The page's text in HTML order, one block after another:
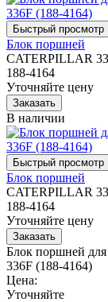
Блок поршней
CATERPILLAR
188-4164
Уточняйте цену
В наличии
Блок поршней
CATERPILLAR
188-4164
Уточняйте цену
Блок поршней
336F (188-4164)
Цена:
Уточняйте